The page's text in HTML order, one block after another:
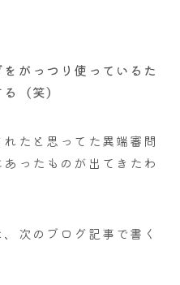
がっつり使っているた
（笑）
たと思ってた異端審問
あったものが出てきたわ
次のブログ記事で書く